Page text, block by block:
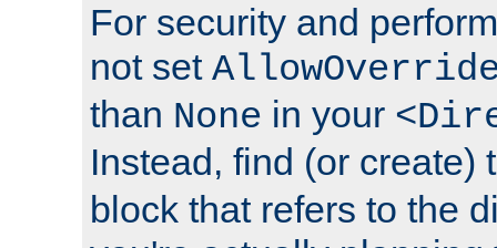
For security and
not set
than None in your
Instead, find (or create)
block that refers to the